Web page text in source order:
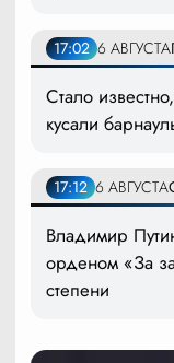
17:02 6 АВГУСТА
Стало
кусали
17:12 6 АВГУСТА
Владимир
орденом «За
степени